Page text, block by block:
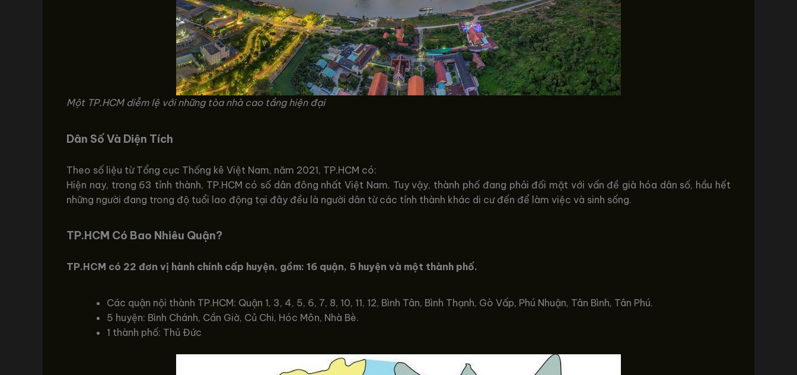
Một TP.HCM diễm lệ với những tòa nhà cao tầng hiện đại
Dân Số Và Diện Tích
Theo số liệu từ Tổng cục Thống kê Việt Nam, năm 2021, TP.HCM có:
Hiện nay, trong 63 tỉnh thành, TP.HCM có số dân đông nhất Việt Nam. Tuy vậy, thành phố đang phải đối mặt với vấn đề già hóa dân số, hầu hết
những người đang trong độ tuổi lao động tại đây đều là người dân từ các tỉnh thành khác di cư đến để làm việc và sinh sống.
TP.HCM Có Bao Nhiêu Quận?
TP.HCM có 22 đơn vị hành chính cấp huyện, gồm: 16 quận, 5 huyện và một thành phố.
Các quận nội thành TP.HCM: Quận 1, 3, 4, 5, 6, 7, 8, 10, 11, 12, Bình Tân, Bình Thạnh, Gò Vấp, Phú Nhuận, Tân Bình, Tân Phú.
5 huyện: Bình Chánh, Cần Giờ, Củ Chi, Hóc Môn, Nhà Bè.
1 thành phố: Thủ Đức